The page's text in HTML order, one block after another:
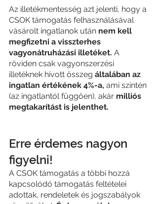
Az illetékmentesség azt jelenti, hogy a
CSOK támogatás felhasználásával
vásárolt ingatlanok után nem kell
megfizetni a visszterhes
vagyonátruházási illetéket. A
röviden csak vagyonszerzési
illetéknek hívott összeg általában az
ingatlan értékének 4%-a, ami szintén
(az ingatlantól függően), akár milliós
megtakarítást is jelenthet.
Erre érdemes nagyon
figyelni!
A CSOK támogatás a többi hozzá
kapcsolódó támogatás feltételei
adottak, rendeletek és jogszabályok